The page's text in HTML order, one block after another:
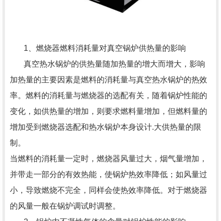
1、燃烧器燃料消耗量对真空锅炉供热量的影响
真空热水锅炉的供热量随加热量的增大而增大，影响
加热量的主要因素是燃料的消耗量与真空热水锅炉的热效
率。燃料的消耗量与燃烧器的选配有关，随着锅炉性能的
变化，如供热量的增加，则要求燃料量增加，但燃料量的
增加受到燃烧器选配和热水锅炉本身设计.大供热量的限
制。
当燃料的消耗量一定时，燃烧器风量过大，烟气量增加，
并带走一部分的有效热能，使锅炉热效率降低；如风量过
小，导致燃烧不完全，同样会使热效率降低。对于燃烧器
的风量一般在锅炉调试时调整。